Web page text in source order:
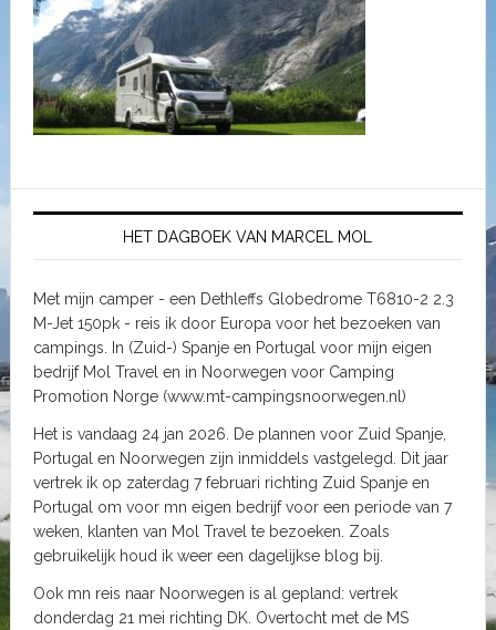
HET DAGBOEK VAN MARCEL MOL
Met mijn camper - een Dethleffs Globedrome T6810-2 2.3
M-Jet 150pk - reis ik door Europa voor het bezoeken van
campings. In (Zuid-) Spanje en Portugal voor mijn eigen
bedrijf Mol Travel en in Noorwegen voor Camping
Promotion Norge (www.mt-campingsnoorwegen.nl)
Het is vandaag 24 jan 2026. De plannen voor Zuid Spanje,
Portugal en Noorwegen zijn inmiddels vastgelegd. Dit jaar
vertrek ik op zaterdag 7 februari richting Zuid Spanje en
Portugal om voor mn eigen bedrijf voor een periode van 7
weken, klanten van Mol Travel te bezoeken. Zoals
gebruikelijk houd ik weer een dagelijkse blog bij.
Ook mn reis naar Noorwegen is al gepland: vertrek
donderdag 21 mei richting DK. Overtocht met de MS